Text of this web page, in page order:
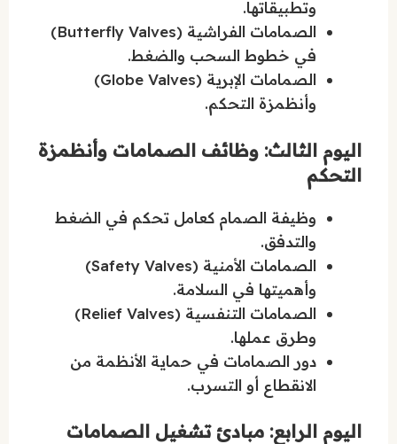
وتطبيقاتها.
الصمامات الفراشية (Butterfly Valves)
في خطوط السحب والضغط.
الصمامات الإبرية (Globe Valves)
وأنظمزة التحكم.
اليوم الثالث: وظائف الصمامات وأنظمزة
التحكم
وظيفة الصمام كعامل تحكم في الضغط
والتدفق.
الصمامات الأمنية (Safety Valves)
وأهميتها في السلامة.
الصمامات التنفسية (Relief Valves)
وطرق عملها.
دور الصمامات في حماية الأنظمة من
الانقطاع أو التسرب.
اليوم الرابع: مبادئ تشغيل الصمامات